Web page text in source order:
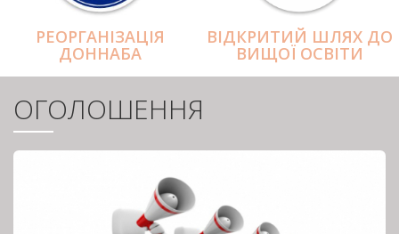
РЕОРГАНІЗАЦІЯ
ДОННАБА
ВІДКРИТИЙ ШЛЯХ ДО
ВИЩОЇ ОСВІТИ
ОГОЛОШЕННЯ